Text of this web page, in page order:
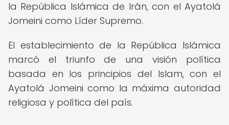
la República Islámica de Irán, con el Ayatolá
Jomeini como Líder Supremo.
El establecimiento de la República Islámica
marcó el triunfo de una visión política
basada en los principios del Islam, con el
Ayatolá Jomeini como la máxima autoridad
religiosa y política del país.